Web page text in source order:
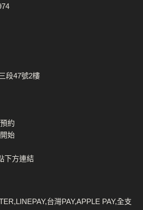
段47號2樓
約
始
下方連結
台灣PAY,APPLE PAY,全支